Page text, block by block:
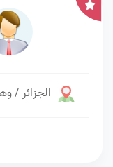
الجزائر /